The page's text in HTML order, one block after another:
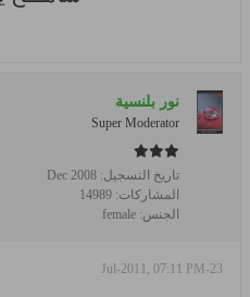
نور بلنسية
Super Moderator
تاريخ التسجيل: Dec 2008
المشاركات: 14989
الجنس: female
23-Jul-2011, 07:11 PM